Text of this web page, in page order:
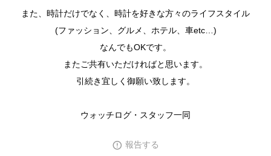
また、時計だけでなく、時計を好きな方々のライフスタイル
(ファッション、グルメ、ホテル、車etc…)
なんでもOKです。
またご共有いただければと思います。
引続き宜しく御願い致します。
ウォッチログ・スタッフ一同
報告する